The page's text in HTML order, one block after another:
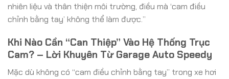
nhiên liệu và thân thiện môi trường, điều mà ‘cam điều
chỉnh bằng tay’ không thể làm được.”
Khi Nào Cần “Can Thiệp” Vào Hệ Thống Trục
Cam? – Lời Khuyên Từ Garage Auto Speedy
Mặc dù không có “cam điều chỉnh bằng tay” trong xe hơi